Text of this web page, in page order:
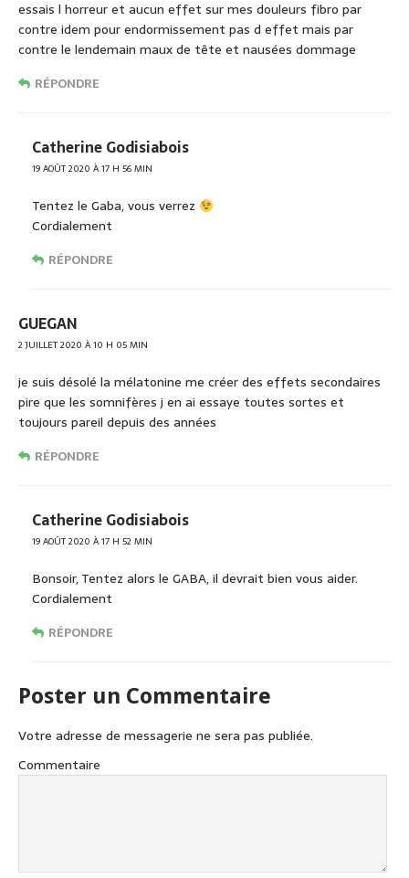
essais l horreur et aucun effet sur mes douleurs fibro par
contre idem pour endormissement pas d effet mais par
contre le lendemain maux de tête et nausées dommage
RÉPONDRE
Catherine Godisiabois
19 AOÛT 2020 À 17 H 56 MIN
Tentez le Gaba, vous verrez
Cordialement
RÉPONDRE
GUEGAN
2 JUILLET 2020 À 10 H 05 MIN
je suis désolé la mélatonine me créer des effets secondaires
pire que les somnifères j en ai essaye toutes sortes et
toujours pareil depuis des années
RÉPONDRE
Catherine Godisiabois
19 AOÛT 2020 À 17 H 52 MIN
Bonsoir, Tentez alors le GABA, il devrait bien vous aider.
Cordialement
RÉPONDRE
Poster un Commentaire
Votre adresse de messagerie ne sera pas publiée.
Commentaire